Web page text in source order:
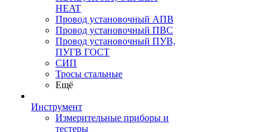
HEAT
Провод установочный АПВ
Провод установочный ПВС
Провод установочный ПУВ,
ПУГВ ГОСТ
СИП
Тросы стальные
Ещё
Инструмент
Измерительные приборы и
тестеры